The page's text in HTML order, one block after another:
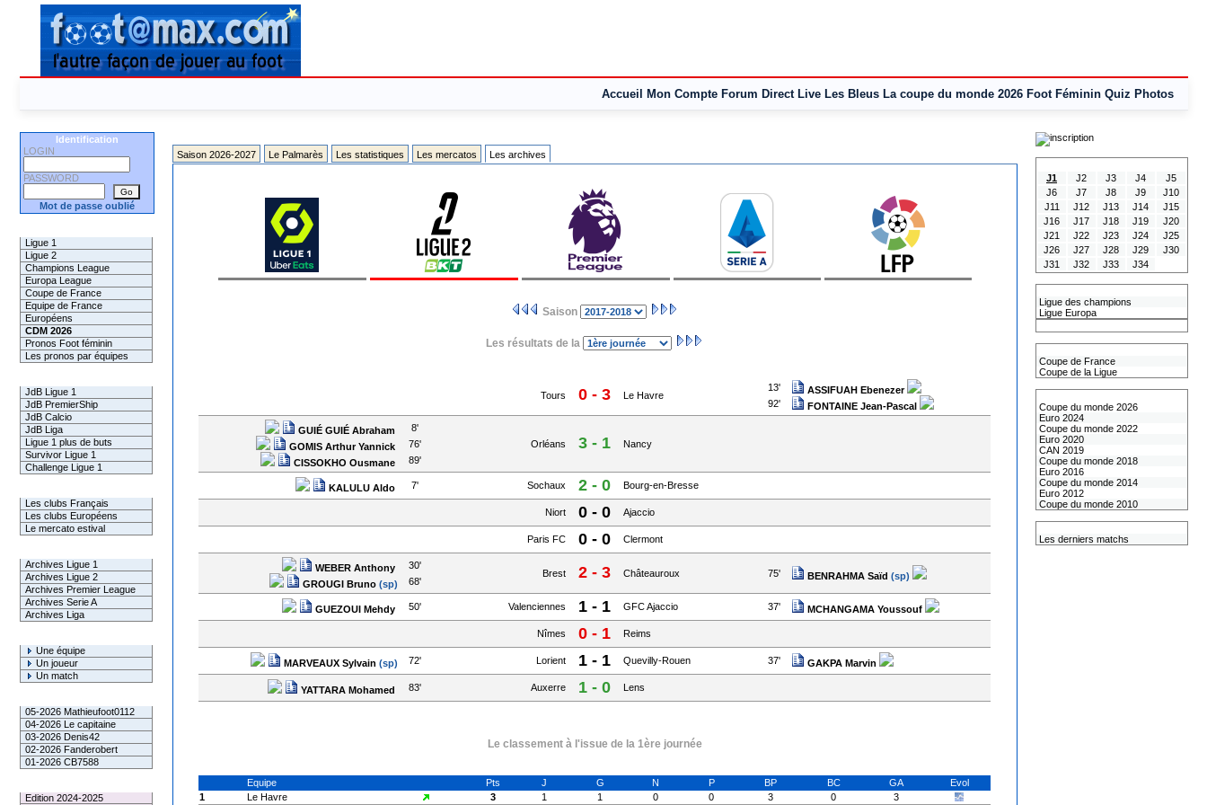
Accueil Mon Compte Forum Direct Live Les Bleus La coupe du monde 2026 Foot Féminin Quiz Photos
Identification
LOGIN
PASSWORD
Mot de passe oublié
Ligue 1
Ligue 2
Champions League
Europa League
Coupe de France
Equipe de France
Européens
CDM 2026
Pronos Foot féminin
Les pronos par équipes
JdB Ligue 1
JdB PremierShip
JdB Calcio
JdB Liga
Ligue 1 plus de buts
Survivor Ligue 1
Challenge Ligue 1
Les clubs Français
Les clubs Européens
Le mercato estival
Archives Ligue 1
Archives Ligue 2
Archives Premier League
Archives Serie A
Archives Liga
Une équipe
Un joueur
Un match
05-2026 Mathieufoot0112
04-2026 Le capitaine
03-2026 Denis42
02-2026 Fanderobert
01-2026 CB7588
Edition 2024-2025
Saison 2026-2027 Le Palmarès Les statistiques Les mercatos Les archives
Saison
Les résultats de la
Tours 0 - 3 Le Havre
13'
ASSIFUAH Ebenezer
92'
FONTAINE Jean-Pascal
GUIÉ GUIÉ Abraham
8'
GOMIS Arthur Yannick
76'
CISSOKHO Ousmane
89'
Orléans 3 - 1 Nancy
KALULU Aldo 7' Sochaux 2 - 0 Bourg-en-Bresse
Niort 0 - 0 Ajaccio
Paris FC 0 - 0 Clermont
WEBER Anthony
30'
GROUGI Bruno (sp) 68'
Brest 2 - 3 Châteauroux 75' BENRAHMA Saïd (sp)
GUEZOUI Mehdy 50' Valenciennes 1 - 1 GFC Ajaccio 37' MCHANGAMA Youssouf
Nîmes 0 - 1 Reims
MARVEAUX Sylvain (sp) 72' Lorient 1 - 1 Quevilly-Rouen 37' GAKPA Marvin
YATTARA Mohamed 83' Auxerre 1 - 0 Lens
Le classement à l'issue de la 1ère journée
Equipe Pts J G N P BP BC GA
Evol
1
Le Havre 3 1 1 0 0 3 0 3
J1
J2 J3 J4
J5
J6
J7 J8 J9
J10
J11
J12 J13 J14
J15
J16
J17 J18 J19
J20
J21
J22 J23 J24
J25
J26
J27 J28 J29
J30
J31
J32 J33 J34
Ligue des champions
Ligue Europa
Coupe de France
Coupe de la Ligue
Coupe du monde 2026
Euro 2024
Coupe du monde 2022
Euro 2020
CAN 2019
Coupe du monde 2018
Euro 2016
Coupe du monde 2014
Euro 2012
Coupe du monde 2010
Les derniers matchs